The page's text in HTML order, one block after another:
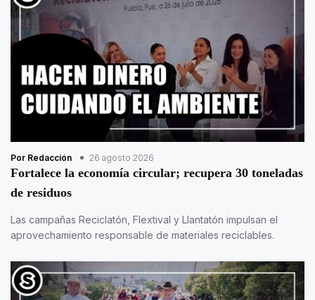
Por Redacción 26 agosto 2026
Fortalece la economía circular; recupera 30 toneladas
de residuos
Las campañas Reciclatón, Flextival y Llantatón impulsan el
aprovechamiento responsable de materiales reciclables.